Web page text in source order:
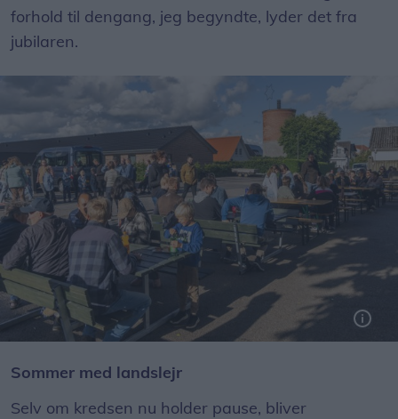
forhold til dengang, jeg begyndte, lyder det fra
jubilaren.
Sommer med landslejr
Selv om kredsen nu holder pause, bliver